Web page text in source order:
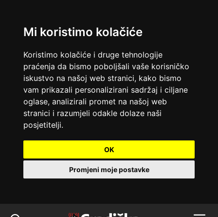
Mi koristimo kolačiće
Koristimo kolačiće i druge tehnologije
praćenja da bismo poboljšali vaše korisničko
iskustvo na našoj web stranici, kako bismo
vam prikazali personalizirani sadržaj i ciljane
oglase, analizirali promet na našoj web
stranici i razumjeli odakle dolaze naši
posjetitelji.
OK
Promjeni moje postavke